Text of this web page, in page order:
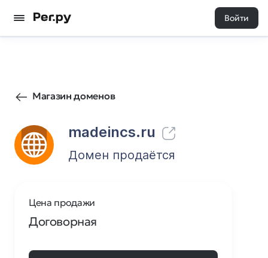
Войти
Магазин доменов
madeincs.ru
1 0
Домен продаётся
Цена продажи
Договорная